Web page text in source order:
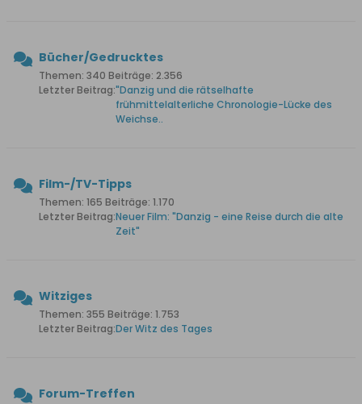
Bücher/Gedrucktes
Themen: 340 Beiträge: 2.356
Letzter Beitrag:"Danzig und die rätselhafte
frühmittelalterliche Chronologie-Lücke des
Weichse..
Film-/TV-Tipps
Themen: 165 Beiträge: 1.170
Letzter Beitrag:Neuer Film: "Danzig - eine Reise durch die alte
Zeit"
Witziges
Themen: 355 Beiträge: 1.753
Letzter Beitrag:Der Witz des Tages
Forum-Treffen